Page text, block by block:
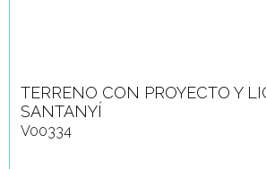
TERRENO CON PROYECTO Y
SANTANYÍ
V00334